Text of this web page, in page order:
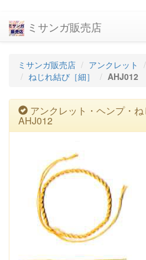
ミサンガ販売店
ミサンガ販売店 アンクレット
ねじれ結び［細］
AHJ012
アンクレット・ヘンプ・
AHJ012